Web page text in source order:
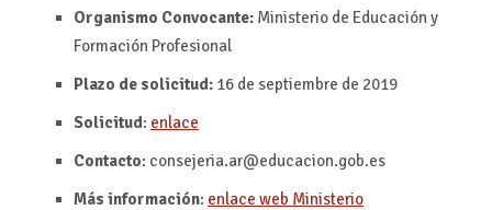
Organismo Convocante:Ministerio de Educación y
Formación Profesional
Plazo de solicitud:16 de septiembre de 2019
Solicitud: enlace
Contacto: consejeria.ar@educacion.gob.es
Más información: enlace web Ministerio